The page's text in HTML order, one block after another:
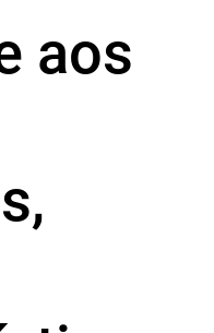
aos